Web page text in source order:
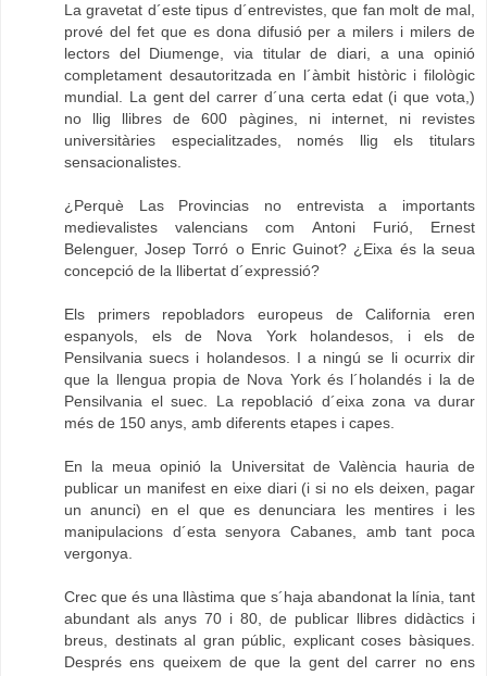
La gravetat d´este tipus d´entrevistes, que fan molt de mal,
prové del fet que es dona difusió per a milers i milers de
lectors del Diumenge, via titular de diari, a una opinió
completament desautoritzada en l´àmbit històric i filològic
mundial. La gent del carrer d´una certa edat (i que vota,)
no llig llibres de 600 pàgines, ni internet, ni revistes
universitàries especialitzades, només llig els titulars
sensacionalistes.
¿Perquè Las Provincias no entrevista a importants
medievalistes valencians com Antoni Furió, Ernest
Belenguer, Josep Torró o Enric Guinot? ¿Eixa és la seua
concepció de la llibertat d´expressió?
Els primers repobladors europeus de California eren
espanyols, els de Nova York holandesos, i els de
Pensilvania suecs i holandesos. I a ningú se li ocurrix dir
que la llengua propia de Nova York és l´holandés i la de
Pensilvania el suec. La repoblació d´eixa zona va durar
més de 150 anys, amb diferents etapes i capes.
En la meua opinió la Universitat de València hauria de
publicar un manifest en eixe diari (i si no els deixen, pagar
un anunci) en el que es denunciara les mentires i les
manipulacions d´esta senyora Cabanes, amb tant poca
vergonya.
Crec que és una llàstima que s´haja abandonat la línia, tant
abundant als anys 70 i 80, de publicar llibres didàctics i
breus, destinats al gran públic, explicant coses bàsiques.
Després ens queixem de que la gent del carrer no ens